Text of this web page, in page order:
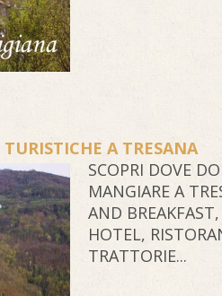
A TRESANA
SCOPRI DOVE
MANGIARE A
AND
HOTEL,
TRATTORIE...